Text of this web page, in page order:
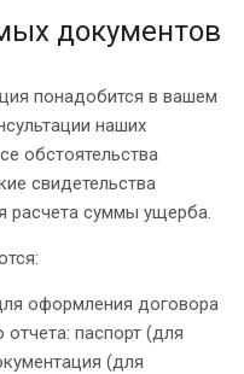
документов
понадобится в вашем
наших
обстоятельства
свидетельства
расчета суммы ущерба.
оформления договора
отчета: паспорт (для
(для